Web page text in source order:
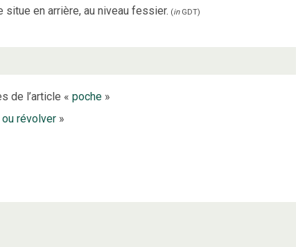
en arrière, au niveau fessier. (inGDT)
de l’article « poche»
révolver»